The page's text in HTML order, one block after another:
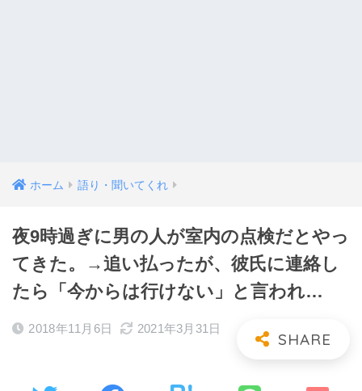
ホーム 語り・聞いてくれ
夜9時過ぎに男の人が室内の点検だとやっ
てきた。→追い払ったが、彼氏に連絡し
たら「今からは行けない」と言われ…
2018年11月6日 2021年3月31日